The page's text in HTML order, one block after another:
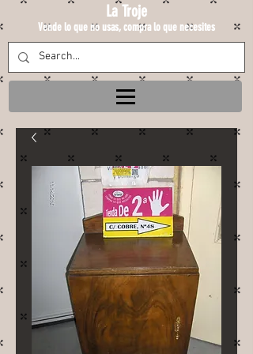
La Troje
Vende lo que no usas, compra lo que necesites